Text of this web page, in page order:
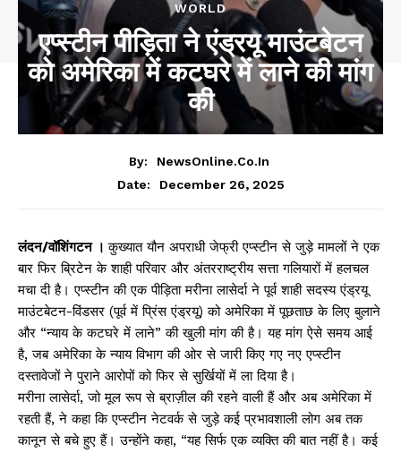
WORLD
एप्स्टीन पीड़िता ने एंड्रयू माउंटबेटन
को अमेरिका में कटघरे में लाने की मांग
की
By:
NewsOnline.co.in
Date:
December 26, 2025
लंदन/वॉशिंगटन ।कुख्यात यौन अपराधी जेफ्री एप्स्टीन से जुड़े मामलों ने एक
बार फिर ब्रिटेन के शाही परिवार और अंतरराष्ट्रीय सत्ता गलियारों में हलचल
मचा दी है। एप्स्टीन की एक पीड़िता मरीना लासेर्दा ने पूर्व शाही सदस्य एंड्रयू
माउंटबेटन-विंडसर (पूर्व में प्रिंस एंड्रयू) को अमेरिका में पूछताछ के लिए बुलाने
और “न्याय के कटघरे में लाने” की खुली मांग की है। यह मांग ऐसे समय आई
है, जब अमेरिका के न्याय विभाग की ओर से जारी किए गए नए एप्स्टीन
दस्तावेजों ने पुराने आरोपों को फिर से सुर्खियों में ला दिया है।
मरीना लासेर्दा, जो मूल रूप से ब्राज़ील की रहने वाली हैं और अब अमेरिका में
रहती हैं, ने कहा कि एप्स्टीन नेटवर्क से जुड़े कई प्रभावशाली लोग अब तक
कानून से बचे हुए हैं। उन्होंने कहा, “यह सिर्फ एक व्यक्ति की बात नहीं है। कई